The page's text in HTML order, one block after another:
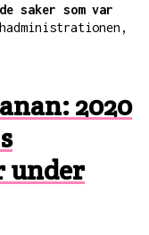
saker som var
2020
under